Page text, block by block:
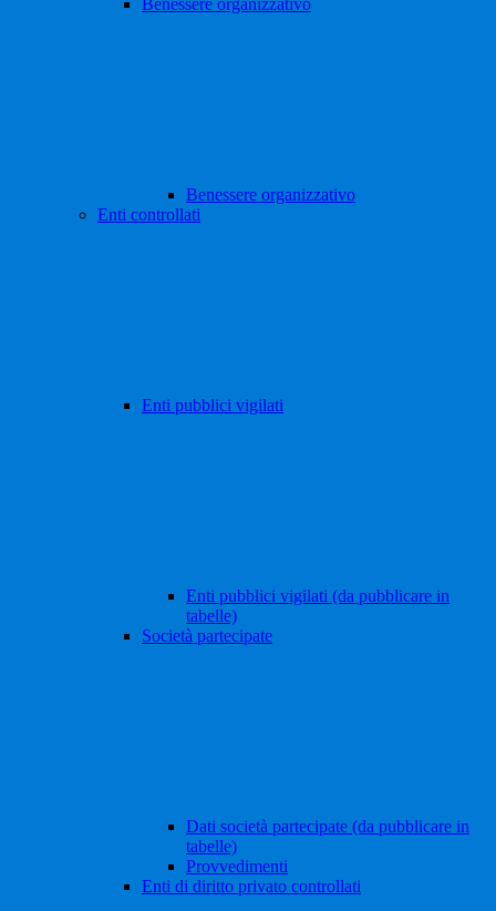
Benessere organizzativo
Benessere organizzativo
Enti controllati
Enti pubblici vigilati
Enti pubblici vigilati (da pubblicare in
tabelle)
Società partecipate
Dati società partecipate (da pubblicare in
tabelle)
Provvedimenti
Enti di diritto privato controllati